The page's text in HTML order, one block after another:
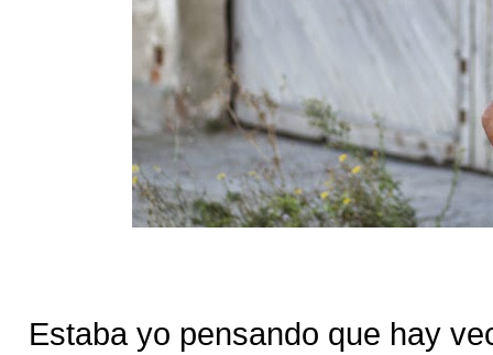
Estaba yo pensando que hay